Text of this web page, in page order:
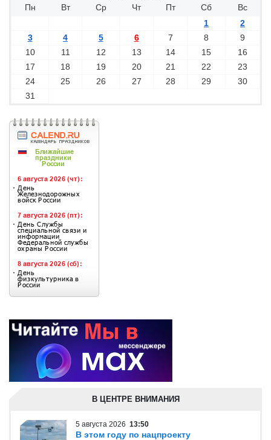
Пн
Вт Ср Чт Пт Сб
Вс
1
2
3
4 5 6 7 8
9
10
11 12 13 14 15
16
17
18 19 20 21 22
23
24
25 26 27 28 29
30
31
В ЦЕНТРЕ ВНИМАНИЯ
5 августа 2026 13:50
В этом году по нацпроекту